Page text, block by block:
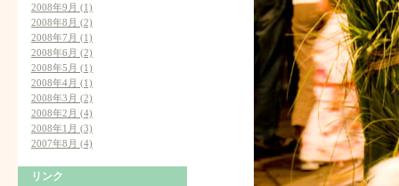
2008年9月 (1)
2008年8月 (2)
2008年7月 (1)
2008年6月 (2)
2008年5月 (1)
2008年4月 (1)
2008年3月 (2)
2008年2月 (4)
2008年1月 (3)
2007年8月 (4)
リンク